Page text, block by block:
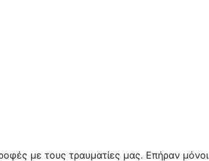
με τους τραυματίες μας. Επήραν μόνοι